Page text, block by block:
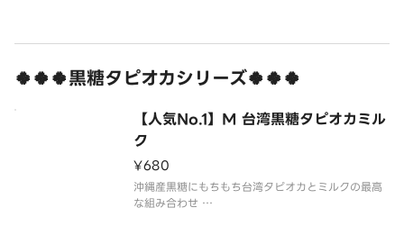
🍀🍀🍀黒糖タピオカシリーズ🍀🍀🍀
【人気No.1】M 台湾黒糖タピオカミル
ク
¥680
沖縄産黒糖にもちもち台湾タピオカとミルクの最高
な組み合わせ